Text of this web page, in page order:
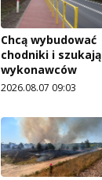
Chcą wybudować
chodniki i szukają
wykonawców
2026.08.07 09:03